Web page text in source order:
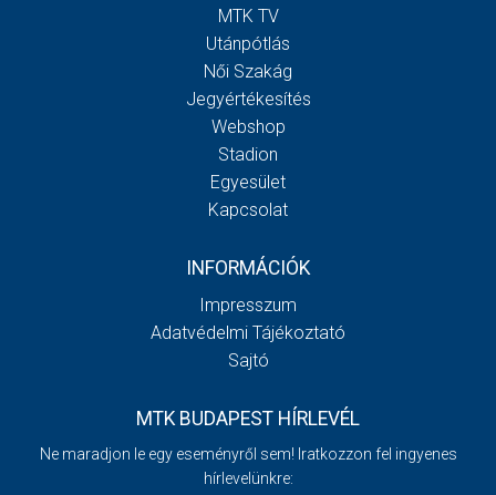
MTK TV
Utánpótlás
Női Szakág
Jegyértékesítés
Webshop
Stadion
Egyesület
Kapcsolat
INFORMÁCIÓK
Impresszum
Adatvédelmi Tájékoztató
Sajtó
MTK BUDAPEST HÍRLEVÉL
Ne maradjon le egy eseményről sem! Iratkozzon fel ingyenes
hírlevelünkre: